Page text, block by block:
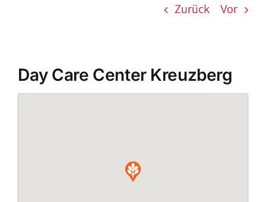
Zurück Vor
Day Care Center Kreuzberg